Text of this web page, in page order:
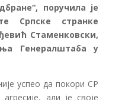
поручила је
Српске странке
Стаменковски,
Генералштаба у
успео да покори СР
али је своје